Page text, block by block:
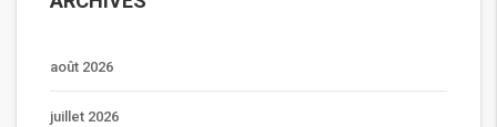
août 2026
juillet 2026